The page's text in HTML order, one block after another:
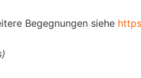
Begegnungen siehe